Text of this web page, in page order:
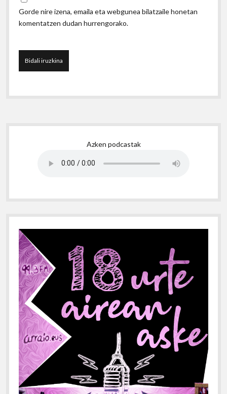
Gorde nire izena, emaila eta webgunea bilatzaile honetan
komentatzen dudan hurrengorako.
Sidebar
Azken podcastak